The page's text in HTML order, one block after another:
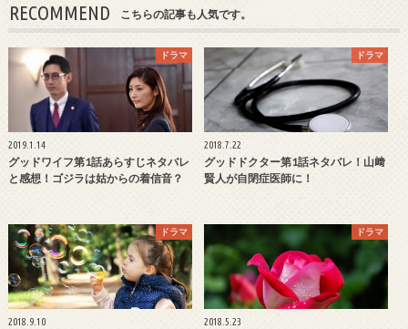
RECOMMEND こちらの記事も人気です。
ドラマ
2019.1.14
グッドワイフ第1話あらすじネタバレ
と感想！ゴジラは姑からの着信音？
ドラマ
2018.7.22
グッドドクター第1話ネタバレ！山﨑
賢人が自閉症医師に！
ドラマ
2018.9.10
ドラマ
2018.5.23